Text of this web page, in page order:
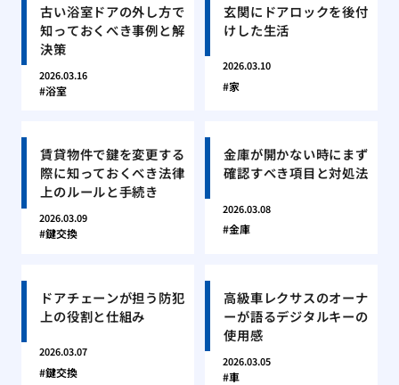
古い浴室ドアの外し方で
知っておくべき事例と解
決策
2026.03.16
浴室
玄関にドアロックを後付
けした生活
2026.03.10
家
賃貸物件で鍵を変更する
際に知っておくべき法律
上のルールと手続き
2026.03.09
鍵交換
金庫が開かない時にまず
確認すべき項目と対処法
2026.03.08
金庫
ドアチェーンが担う防犯
上の役割と仕組み
2026.03.07
鍵交換
高級車レクサスのオーナ
ーが語るデジタルキーの
使用感
2026.03.05
車